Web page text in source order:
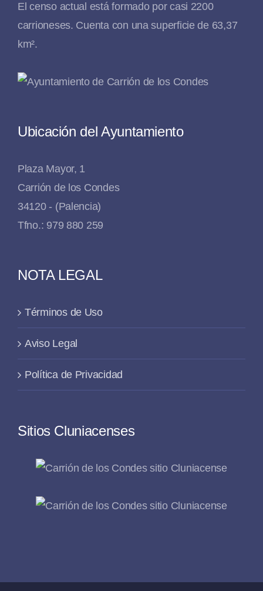
El censo actual está formado por casi 2200
carrioneses. Cuenta con una superficie de 63,37
km².
Ubicación del Ayuntamiento
Plaza Mayor, 1
Carrión de los Condes
34120 - (Palencia)
Tfno.: 979 880 259
NOTA LEGAL
Términos de Uso
Aviso Legal
Política de Privacidad
Sitios Cluniacenses